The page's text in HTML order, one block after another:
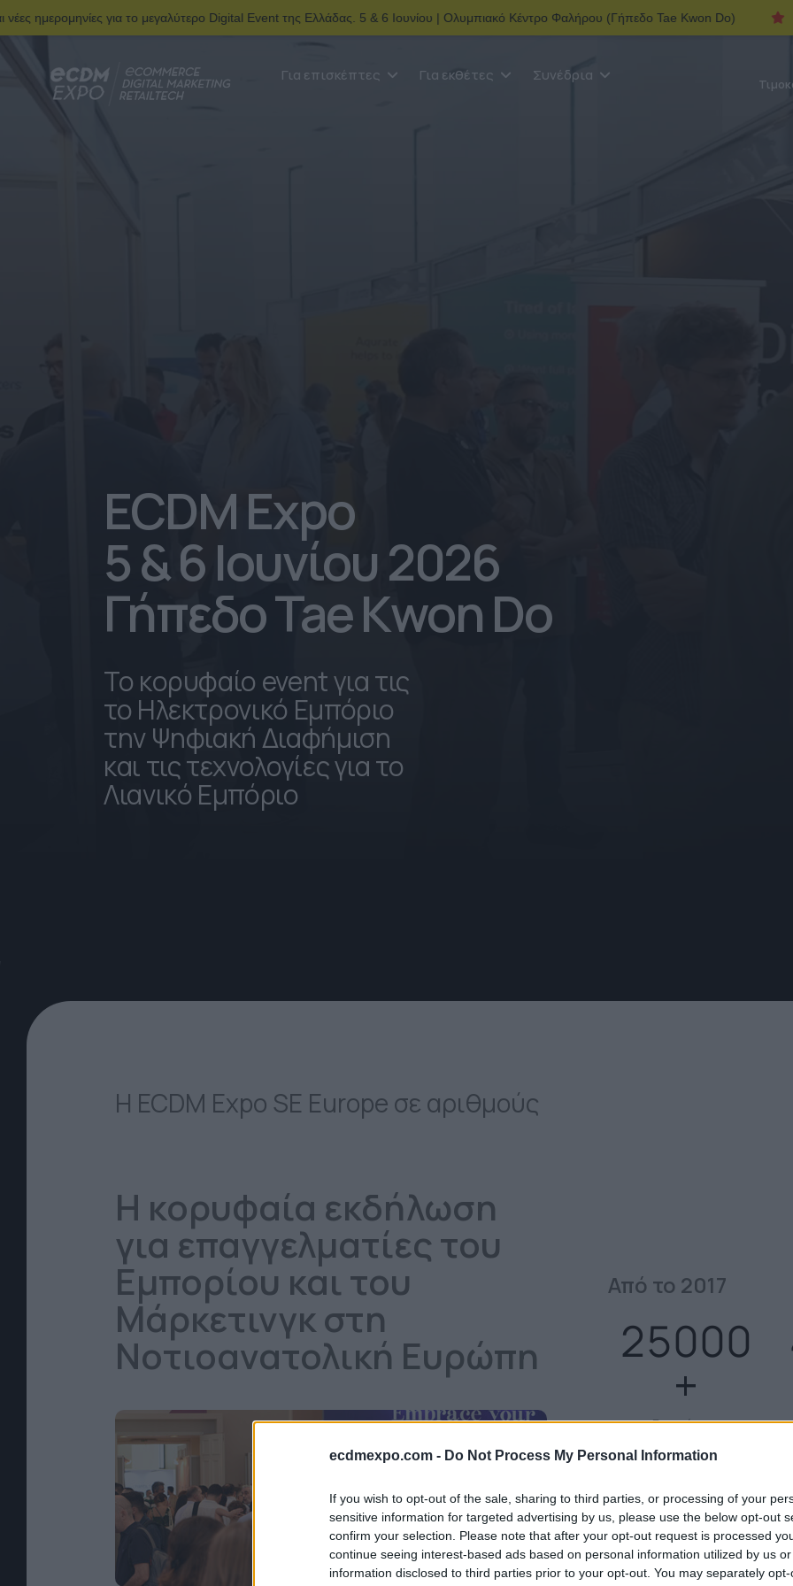
ecdmexpo.com - Do Not Process My Personal Information
If you wish to opt-out of the sale, sharing to third parties, or processing of your
sensitive information for targeted advertising by us, please use the below opt-out
confirm your selection. Please note that after your opt-out request is processed
continue seeing interest-based ads based on personal information utilized by us
information disclosed to third parties prior to your opt-out. You may separately
για το μεγαλύτερο Digital Event της Ελλάδας. 5 & 6 Ιουνίου | Ολυμπιακό Kέντρο Φαλήρου (Γήπεδο Tae Kwon Do) ECDM Expo
Για επισκέπτες Για εκθέτες Συνέδρια
ECDM Expo
5 & 6 Ιουνίου 2026
Γήπεδο Tae Kwon Do
Το κορυφαίο event για τις
το Ηλεκτρονικό Εμπόριο
την Ψηφιακή Διαφήμιση
και τις τεχνολογίες για το
Λιανικό Εμπόριο
Η ECDM Expo SE Europe σε αριθμούς
Η κορυφαία εκδήλωση
για επαγγελματίες του
Εμπορίου και του
Μάρκετινγκ στη
Νοτιοανατολική Ευρώπη
Από το 2017
25000
Επισκέπτες
Η ECDM Expo SEE
Μία επαγγελματική
συνέδρια και
Είναι η διοργάνωση